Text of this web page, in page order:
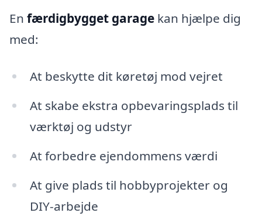
En færdigbygget garage kan hjælpe dig
med:
At beskytte dit køretøj mod vejret
At skabe ekstra opbevaringsplads til
værktøj og udstyr
At forbedre ejendommens værdi
At give plads til hobbyprojekter og
DIY-arbejde